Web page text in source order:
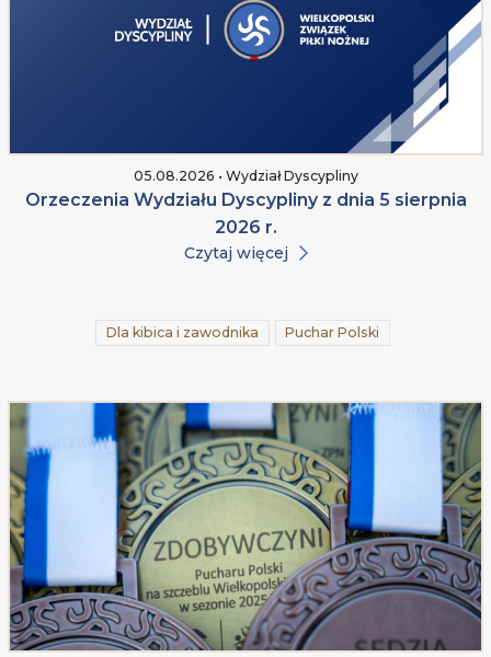
05.08.2026 • Wydział Dyscypliny
Orzeczenia Wydziału Dyscypliny z dnia 5 sierpnia
2026 r.
Czytaj więcej
Dla kibica i zawodnika Puchar Polski